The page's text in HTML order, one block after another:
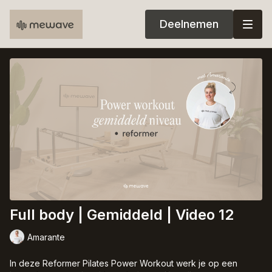
Deelnemen
Full body | Gemiddeld | Video 12
Amarante
In deze Reformer Pilates Power Workout werk je op een